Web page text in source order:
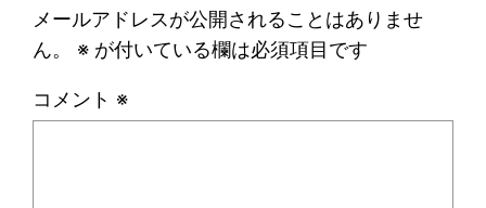
メールアドレスが公開されることはありませ
ん。
※ が付いている欄は必須項目です
コメント ※